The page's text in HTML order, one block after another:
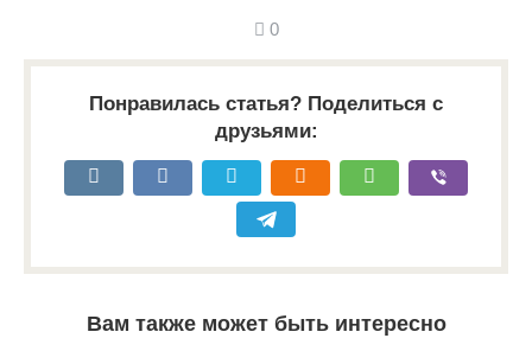
0
Понравилась статья? Поделиться с
друзьями:
Вам также может быть интересно